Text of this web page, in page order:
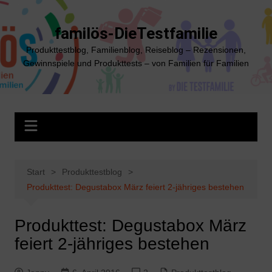
Zum
springen
familös-DieTestfamilie
Produkttestblog, Familienblog, Reiseblog – Rezensionen,
Gewinnspiele und Produkttests – von Familien für Familien
Start
Produkttestblog
Produkttest: Degustabox März feiert 2-jähriges bestehen
Produkttest: Degustabox März
feiert 2-jähriges bestehen